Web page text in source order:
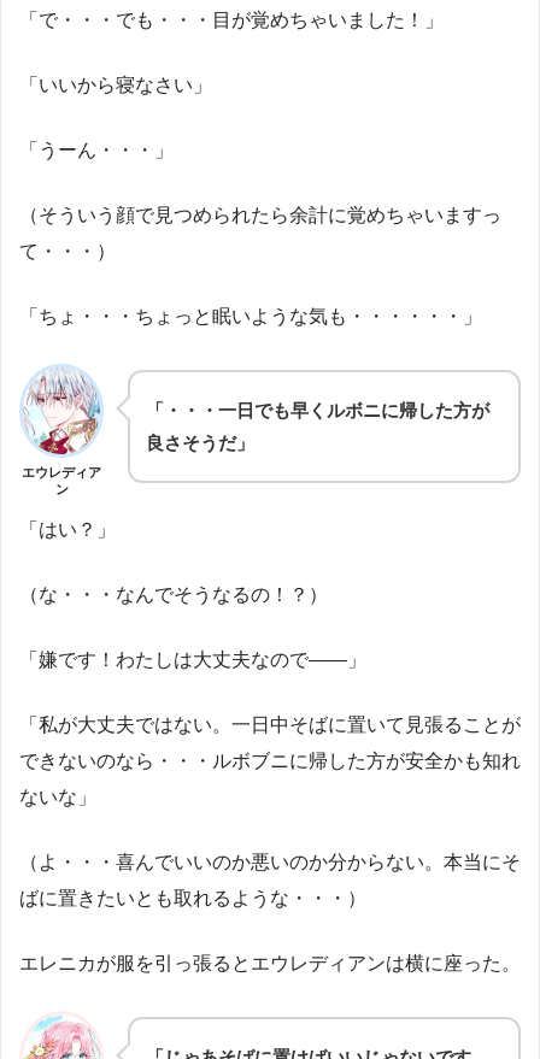
「で・・・でも・・・目が覚めちゃいました！」
「いいから寝なさい」
「うーん・・・」
（そういう顔で見つめられたら余計に覚めちゃいますっ
て・・・）
「ちょ・・・ちょっと眠いような気も・・・・・・」
エウレディア
ン
「・・・一日でも早くルボニに帰した方が
良さそうだ」
「はい？」
（な・・・なんでそうなるの！？）
「嫌です！わたしは大丈夫なので——」
「私が大丈夫ではない。一日中そばに置いて見張ることが
できないのなら・・・ルボブニに帰した方が安全かも知れ
ないな」
（よ・・・喜んでいいのか悪いのか分からない。本当にそ
ばに置きたいとも取れるような・・・）
エレニカが服を引っ張るとエウレディアンは横に座った。